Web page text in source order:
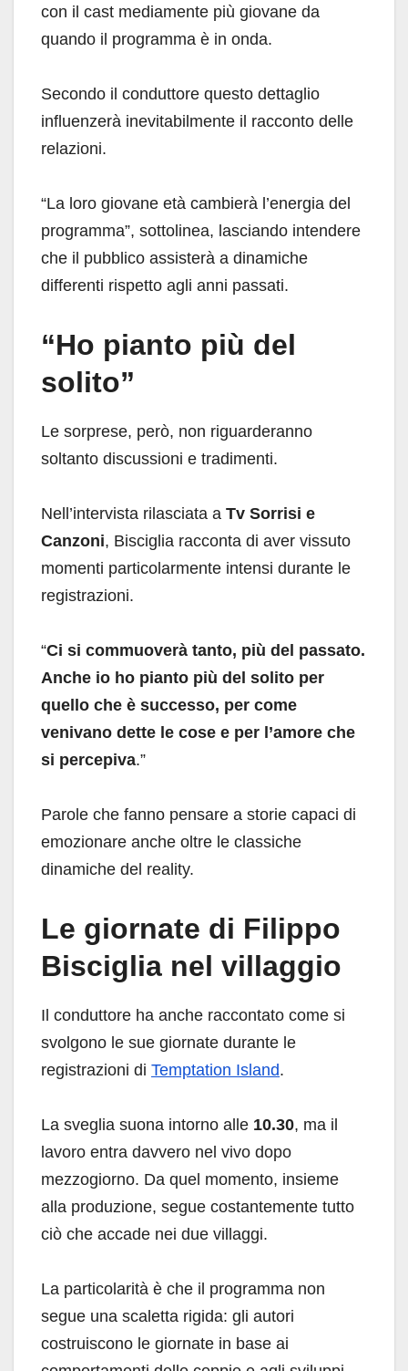
con il cast mediamente più giovane da
quando il programma è in onda.
Secondo il conduttore questo dettaglio
influenzerà inevitabilmente il racconto delle
relazioni.
“La loro giovane età cambierà l’energia del
programma”, sottolinea, lasciando intendere
che il pubblico assisterà a dinamiche
differenti rispetto agli anni passati.
“Ho pianto più del
solito”
Le sorprese, però, non riguarderanno
soltanto discussioni e tradimenti.
Nell’intervista rilasciata a Tv Sorrisi e
Canzoni, Bisciglia racconta di aver vissuto
momenti particolarmente intensi durante le
registrazioni.
“Ci si commuoverà tanto, più del passato.
Anche io ho pianto più del solito per
quello che è successo, per come
venivano dette le cose e per l’amore che
si percepiva.”
Parole che fanno pensare a storie capaci di
emozionare anche oltre le classiche
dinamiche del reality.
Le giornate di Filippo
Bisciglia nel villaggio
Il conduttore ha anche raccontato come si
svolgono le sue giornate durante le
registrazioni di Temptation Island.
La sveglia suona intorno alle 10.30, ma il
lavoro entra davvero nel vivo dopo
mezzogiorno. Da quel momento, insieme
alla produzione, segue costantemente tutto
ciò che accade nei due villaggi.
La particolarità è che il programma non
segue una scaletta rigida: gli autori
costruiscono le giornate in base ai